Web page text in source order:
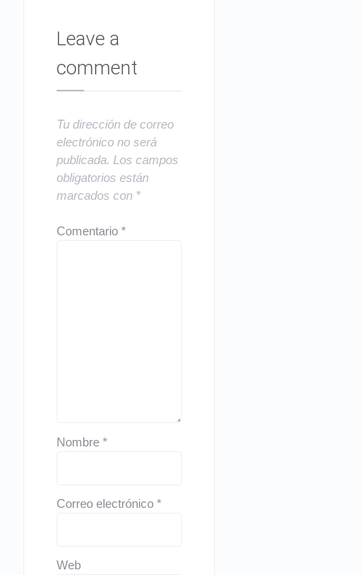
Leave a
comment
Tu dirección de correo
electrónico no será
publicada. Los campos
obligatorios están
marcados con *
Comentario*
Nombre*
Correo electrónico*
Web